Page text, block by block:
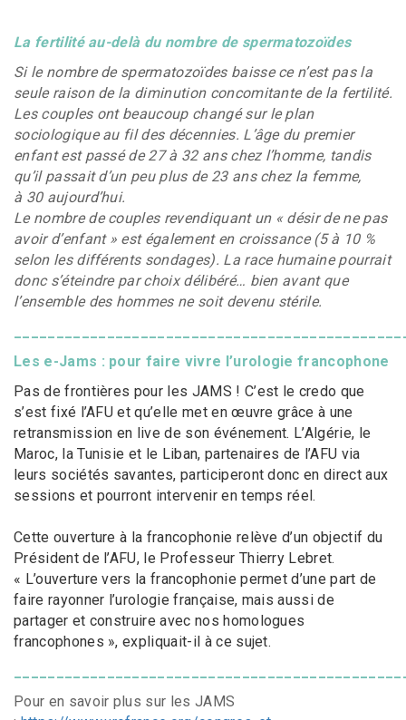
La fertilité au-delà du nombre de spermatozoïdes
Si le nombre de spermatozoïdes baisse ce n’est pas la
seule raison de la diminution concomitante de la fertilité.
Les couples ont beaucoup changé sur le plan
sociologique au fil des décennies. L’âge du premier
enfant est passé de 27 à 32 ans chez l’homme, tandis
qu’il passait d’un peu plus de 23 ans chez la femme,
à 30 aujourd’hui.
Le nombre de couples revendiquant un « désir de ne pas
avoir d’enfant » est également en croissance (5 à 10 %
selon les différents sondages). La race humaine pourrait
donc s’éteindre par choix délibéré… bien avant que
l’ensemble des hommes ne soit devenu stérile.
Les e-Jams : pour faire vivre l’urologie francophone
Pas de frontières pour les JAMS ! C’est le credo que
s’est fixé l’AFU et qu’elle met en œuvre grâce à une
retransmission en live de son événement. L’Algérie, le
Maroc, la Tunisie et le Liban, partenaires de l’AFU via
leurs sociétés savantes, participeront donc en direct aux
sessions et pourront intervenir en temps réel.
Cette ouverture à la francophonie relève d’un objectif du
Président de l’AFU, le Professeur Thierry Lebret.
« L’ouverture vers la francophonie permet d’une part de
faire rayonner l’urologie française, mais aussi de
partager et construire avec nos homologues
francophones », expliquait-il à ce sujet.
Pour en savoir plus sur les JAMS